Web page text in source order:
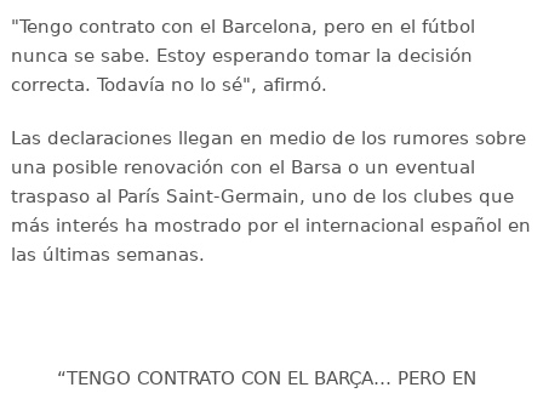
"Tengo contrato con el Barcelona, pero en el fútbol
nunca se sabe. Estoy esperando tomar la decisión
correcta. Todavía no lo sé", afirmó.
Las declaraciones llegan en medio de los rumores sobre
una posible renovación con el Barsa o un eventual
traspaso al París Saint-Germain, uno de los clubes que
más interés ha mostrado por el internacional español en
las últimas semanas.
“TENGO CONTRATO CON EL BARÇA… PERO EN